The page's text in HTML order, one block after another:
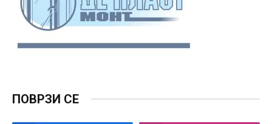
ПОВРЗИ СЕ